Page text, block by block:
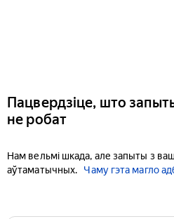
Пацвердзіце, што
не робат
Нам вельмі шкада, але запыты з
аўтаматычных.
Чаму гэта магло